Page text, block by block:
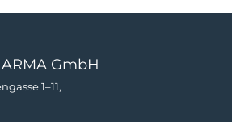
GmbH
1–11,